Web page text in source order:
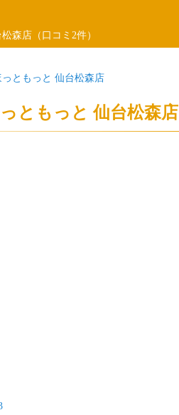
森店（口コミ2件）
っともっと 仙台松森店
ともっと 仙台松森店